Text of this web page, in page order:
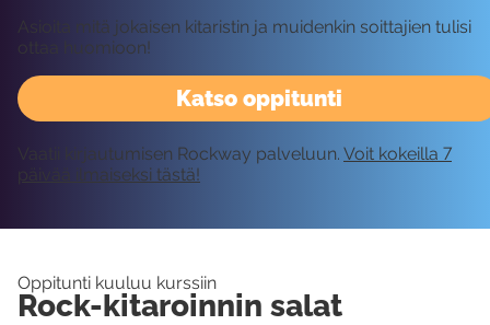
Katso oppitunti
Asioita mitä jokaisen kitaristin ja muidenkin soittajien tulisi
ottaa huomioon!
Vaatii kirjautumisen Rockway palveluun. Voit kokeilla 7
päivää ilmaiseksi tästä!
Oppitunti kuuluu kurssiin
Rock-kitaroinnin salat